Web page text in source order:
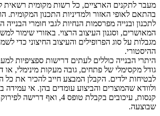
מעבר לתקנים הארציים, כל רשות מקומית רשאית
בהתאם לאופי האזור ולמדיניות התכנון המקומית.
לתכנון ובנייה מפרסמות הנחיות לגבי חומרי הבנייה
המאושרים, וסגנון העיצוב הרצוי. באזורי שימור
מגבלות על סוג הפרופילים והעיצוב החיצוני כדי
ההיסטורי.
היתרי הבנייה כוללים לעתים דרישות ספציפיות
גודל מקסימלי של פתחים, גובה מעקות מינימלי, או
לבטיחות ילדים. הקבלן המבצע חייב להכיר את כל
ולוודא שהמוצרים והביצוע עומדים בהן. אי עמידה
קנסות, עיכובים בקבלת טופס 4,
שבוצעה.